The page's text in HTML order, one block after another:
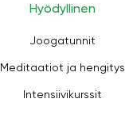
Hyödyllinen
Joogatunnit
Meditaatiot ja hengitys
Intensiivikurssit